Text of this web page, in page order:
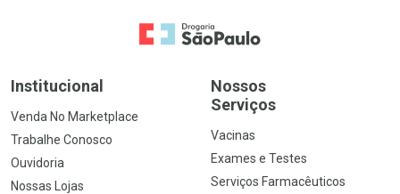
Ir para a Home
Institucional
Venda No Marketplace
Trabalhe Conosco
Ouvidoria
Nossas Lojas
Nossos
Serviços
Vacinas
Exames e Testes
Serviços Farmacêuticos